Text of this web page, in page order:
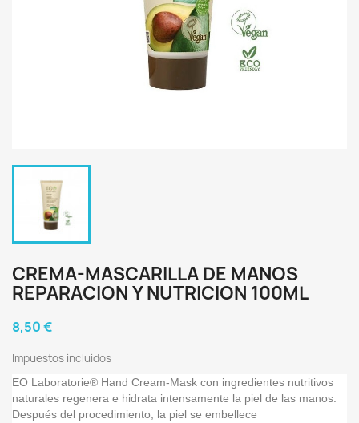
CREMA-MASCARILLA DE MANOS
REPARACION Y NUTRICION 100ML
8,50 €
Impuestos incluidos
EO Laboratorie® Hand Cream-Mask con ingredientes nutritivos
naturales regenera e hidrata intensamente la piel de las manos.
Después del procedimiento, la piel se embellece